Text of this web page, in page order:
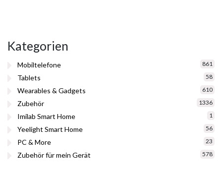
Kategorien
Mobiltelefone 861
Tablets 58
Wearables & Gadgets 610
Zubehör 1336
Imilab Smart Home 1
Yeelight Smart Home 56
PC & More 23
Zubehör für mein Gerät 578